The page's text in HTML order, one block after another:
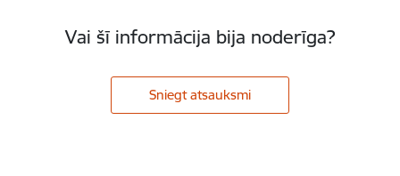
Vai šī informācija bija noderīga?
Sniegt atsauksmi